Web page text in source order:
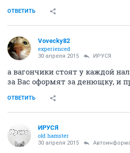
ОТВЕТИТЬ
Vovecky82
experienced
30 апреля 2015 ИРУСЯ
а вагончики стоят у каждой
за Вас оформят за денющку, и
ОТВЕТИТЬ
ИРУСЯ
old hamster
30 апреля 2015